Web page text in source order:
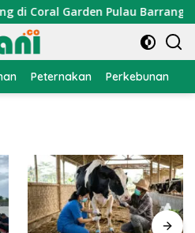
Garden Pulau Barrang
Peternakan Perkebunan